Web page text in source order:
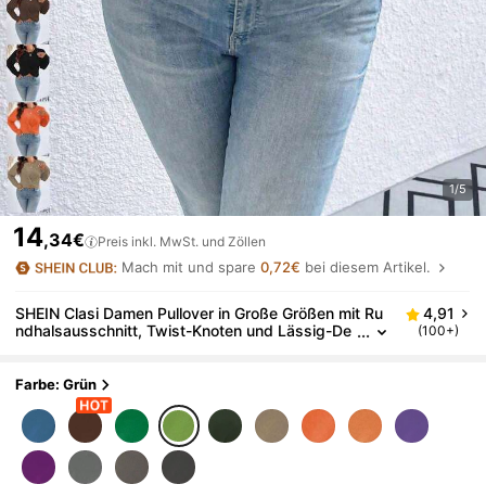
1/5
14,34€ Preis inkl. MwSt. und Zöllen
Mach mit und spare0,72€ bei diesem Artikel.
SHEIN Clasi Damen Pullover in Große Größen mit Ru
ndhalsausschnitt, Twist-Knoten und Lässig-De
4,91
(100+)
Farbe: Grün